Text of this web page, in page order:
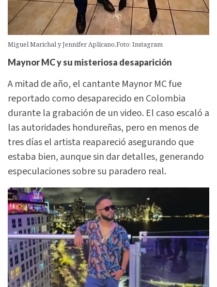
Miguel Marichal y Jennifer Aplícano.Foto: Instagram
Maynor MC y su misteriosa desaparición
A mitad de año, el cantante Maynor MC fue
reportado como desaparecido en Colombia
durante la grabación de un video. El caso escaló a
las autoridades hondureñas, pero en menos de
tres días el artista reapareció asegurando que
estaba bien, aunque sin dar detalles, generando
especulaciones sobre su paradero real.